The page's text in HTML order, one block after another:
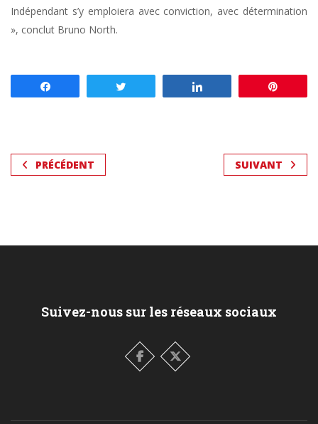
Indépendant s’y emploiera avec conviction, avec détermination
», conclut Bruno North.
PRÉCÉDENT SUIVANT
Suivez-nous sur les réseaux sociaux